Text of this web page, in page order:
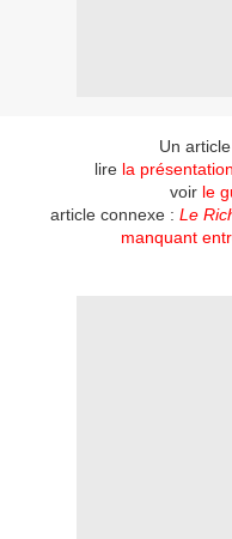
Un
lire la
voir le
article connexe : Le
manquant